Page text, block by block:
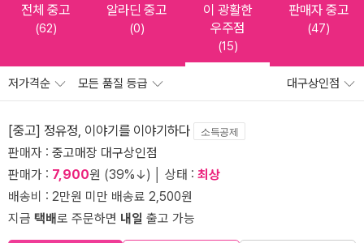
전체 중고
(62)
알라딘 중고
(0)
이 광활한
우주점
(15)
판매자 중고
(47)
저가격순 모든 품질 등급 대구상인점
[중고] 정유정, 이야기를 이야기하다 소득공제
판매자 : 중고매장 대구상인점
판매가 : 7,900원 (39%↓) │ 상태 : 최상
배송비 : 2만원 미만 배송료 2,500원
지금 택배로 주문하면 내일 출고 가능